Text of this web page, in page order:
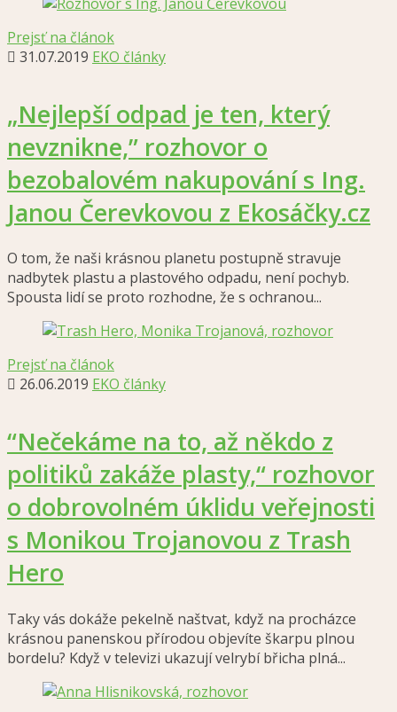
Prejsť na článok
31.07.2019 EKO články
„Nejlepší odpad je ten, který
nevznikne,” rozhovor o
bezobalovém nakupování s Ing.
Janou Čerevkovou z Ekosáčky.cz
O tom, že naši krásnou planetu postupně stravuje
nadbytek plastu a plastového odpadu, není pochyb.
Spousta lidí se proto rozhodne, že s ochranou...
Prejsť na článok
26.06.2019 EKO články
“Nečekáme na to, až někdo z
politiků zakáže plasty,“ rozhovor
o dobrovolném úklidu veřejnosti
s Monikou Trojanovou z Trash
Hero
Taky vás dokáže pekelně naštvat, když na procházce
krásnou panenskou přírodou objevíte škarpu plnou
bordelu? Když v televizi ukazují velrybí břicha plná...